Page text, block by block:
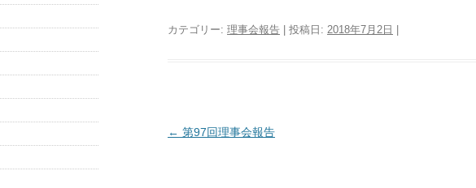
カテゴリー:理事会報告 | 投稿日:2018年7月2日
投
← 第97回理事会報告